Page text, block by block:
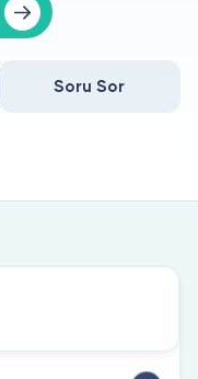
Soru Sor